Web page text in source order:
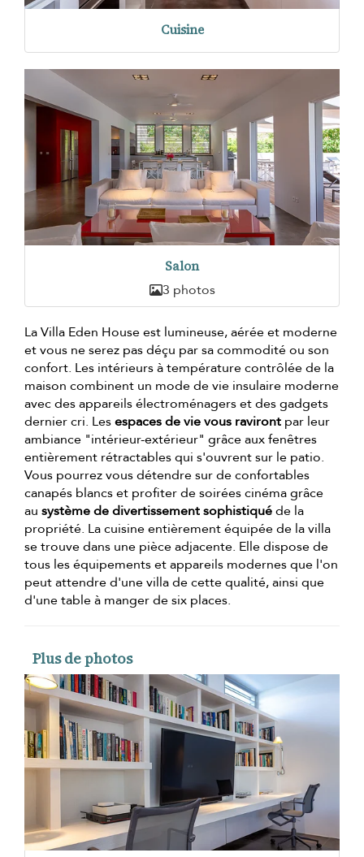
Cuisine
Salon
3 photos
La Villa Eden House est lumineuse, aérée et moderne
et vous ne serez pas déçu par sa commodité ou son
confort. Les intérieurs à température contrôlée de la
maison combinent un mode de vie insulaire moderne
avec des appareils électroménagers et des gadgets
dernier cri. Lesespaces de vie vous raviront par leur
ambiance "intérieur-extérieur" grâce aux fenêtres
entièrement rétractables qui s'ouvrent sur le patio.
Vous pourrez vous détendre sur de confortables
canapés blancs et profiter de soirées cinéma grâce
au système de divertissement sophistiquéde la
propriété. La cuisine entièrement équipée de la villa
se trouve dans une pièce adjacente. Elle dispose de
tous les équipements et appareils modernes que l'on
peut attendre d'une villa de cette qualité, ainsi que
d'une table à manger de six places.
Plus de photos